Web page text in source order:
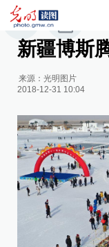
新疆博斯
来源：光明图片
2018-12-31 10:04